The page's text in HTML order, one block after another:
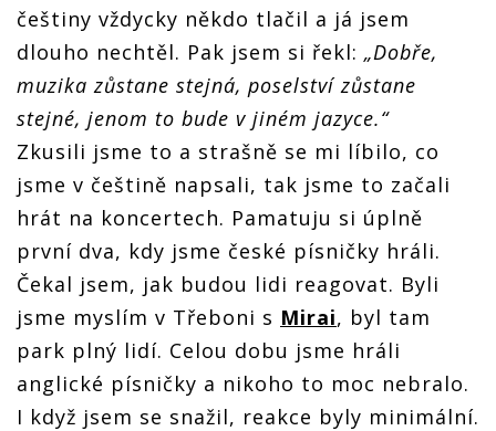
češtiny vždycky někdo tlačil a já jsem
dlouho nechtěl. Pak jsem si řekl: „Dobře,
muzika zůstane stejná, poselství zůstane
stejné, jenom to bude v jiném jazyce.“
Zkusili jsme to a strašně se mi líbilo, co
jsme v češtině napsali, tak jsme to začali
hrát na koncertech. Pamatuju si úplně
první dva, kdy jsme české písničky hráli.
Čekal jsem, jak budou lidi reagovat. Byli
jsme myslím v Třeboni s Mirai, byl tam
park plný lidí. Celou dobu jsme hráli
anglické písničky a nikoho to moc nebralo.
I když jsem se snažil, reakce byly minimální.